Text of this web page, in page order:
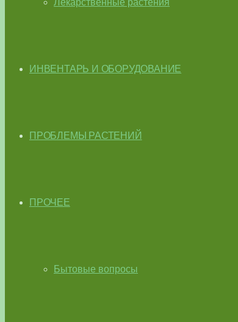
Лекарственные растения
ИНВЕНТАРЬ И ОБОРУДОВАНИЕ
ПРОБЛЕМЫ РАСТЕНИЙ
ПРОЧЕЕ
Бытовые вопросы